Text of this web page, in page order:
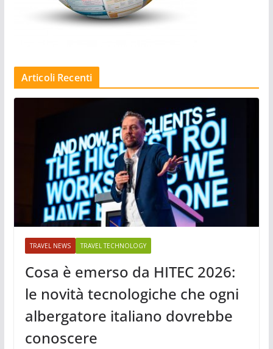
Articoli Recenti
TRAVEL NEWS TRAVEL TECHNOLOGY
Cosa è emerso da HITEC 2026:
le novità tecnologiche che ogni
albergatore italiano dovrebbe
conoscere